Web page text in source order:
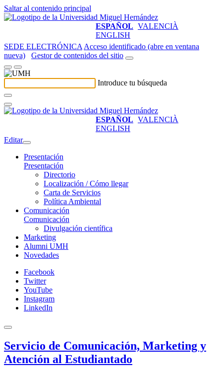
Saltar al contenido principal
ESPAÑOL VALENCIÀ
ENGLISH
SEDE ELECTRÓNICA Acceso identificado (abre en ventana
nueva)
Gestor de contenidos del sitio
Introduce tu búsqueda
ESPAÑOL VALENCIÀ
ENGLISH
Editar
Presentación
Presentación
Directorio
Localización / Cómo llegar
Carta de Servicios
Política Ambiental
Comunicación
Comunicación
Divulgación científica
Marketing
Alumni UMH
Novedades
Facebook
Twitter
YouTube
Instagram
LinkedIn
Servicio de Comunicación, Marketing y
Atención al Estudiantado